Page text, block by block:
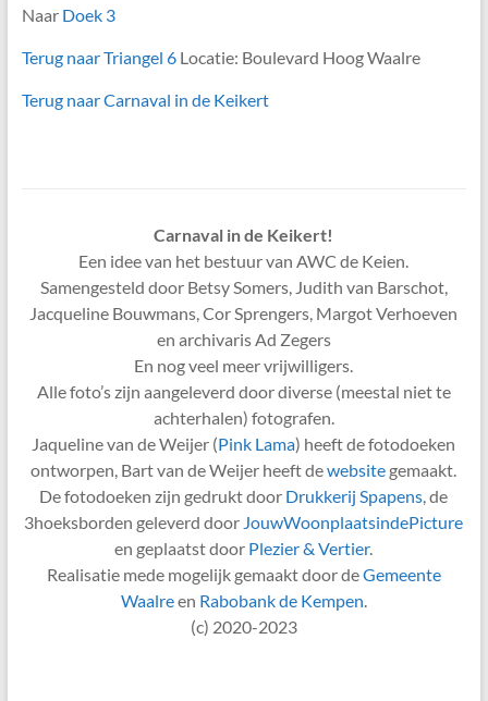
Naar Doek 3
Terug naar Triangel 6Locatie: Boulevard Hoog Waalre
Terug naar Carnaval in de Keikert
Carnaval in de Keikert!
Een idee van het bestuur van AWC de Keien.
Samengesteld door Betsy Somers, Judith van Barschot,
Jacqueline Bouwmans, Cor Sprengers, Margot Verhoeven
en archivaris Ad Zegers
En nog veel meer vrijwilligers.
Alle foto’s zijn aangeleverd door diverse (meestal niet te
achterhalen) fotografen.
Jaqueline van de Weijer (Pink Lama) heeft de fotodoeken
ontworpen, Bart van de Weijer heeft dewebsite gemaakt.
De fotodoeken zijn gedrukt door Drukkerij Spapens , de
3hoeksborden geleverd door JouwWoonplaatsindePicture
en geplaatst door Plezier & Vertier.
Realisatie mede mogelijk gemaakt door deGemeente
Waalreen Rabobank de Kempen
(c) 2020-2023